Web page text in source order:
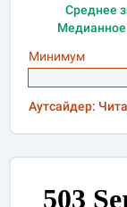
Среднее
Медианное
Минимум
Аутсайдер: